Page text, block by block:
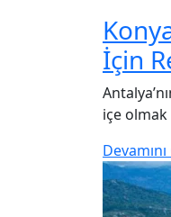
İçin
içe